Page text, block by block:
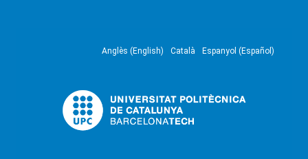
Anglès (English) Català Espanyol (Español)